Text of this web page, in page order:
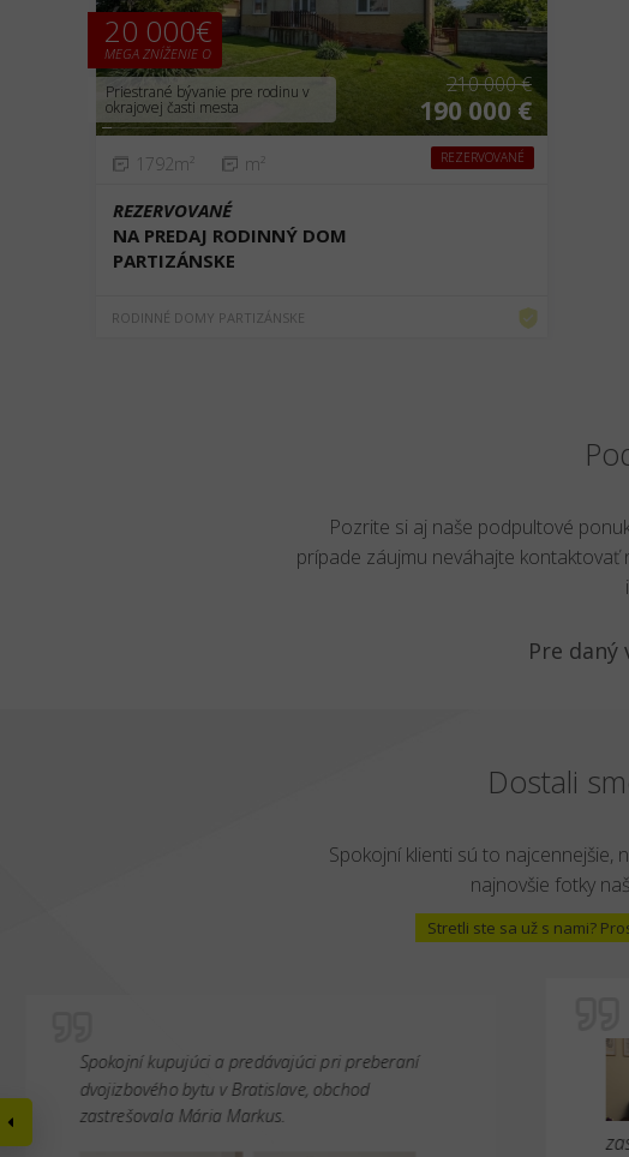
❮ ❯
20 000€
MEGA ZNÍŽENIE O
Priestrané bývanie pre rodinu v
okrajovej časti mesta
210 000 €
190 000 €
1792m² m² REZERVOVANÉ
REZERVOVANÉ
NA PREDAJ RODINNÝ DOM
PARTIZÁNSKE
RODINNÉ DOMY PARTIZÁNSKE
Pozrite si aj naše podpultové
prípade záujmu neváhajte
Pre
Dostali
Spokojní klienti sú to najcennejšie,
najnovšie fotky
Stretli ste sa už s nami?
Spokojní kupujúci a predávajúci pri preberaní
dvojizbového bytu v Bratislave, obchod
zastrešovala Mária Markus.